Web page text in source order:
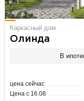
Каркасный дом
Олинда
В
цена сейчас
Цена с 16.08